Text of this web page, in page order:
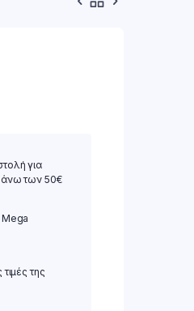
για
άνω των 50€
Mega
της